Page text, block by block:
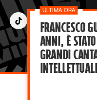
Francesco
anni, è
grandi